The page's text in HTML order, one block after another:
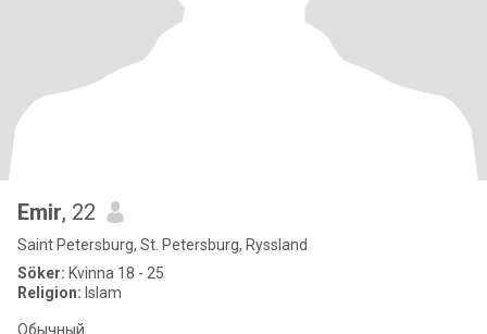
Emir, 22
Saint Petersburg, St. Petersburg, Ryssland
Söker: Kvinna 18 - 25
Religion: Islam
Обычный